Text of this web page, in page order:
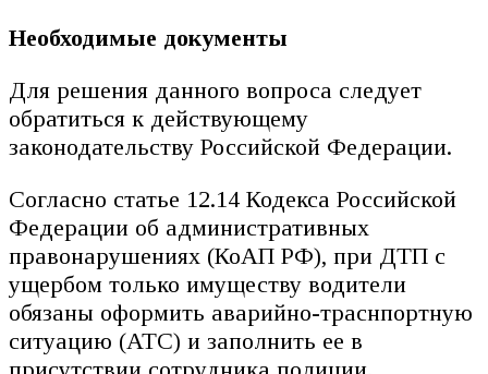
Необходимые документы
Для решения данного вопроса следует
обратиться к действующему
законодательству Российской Федерации.
Согласно статье 12.14 Кодекса Российской
Федерации об административных
правонарушениях (КоАП РФ), при ДТП с
ущербом только имуществу водители
обязаны оформить аварийно-траснпортную
ситуацию (АТС) и заполнить ее в